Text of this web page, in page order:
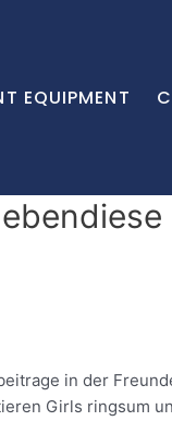
EQUIPMENT
in der
Girls ringsum